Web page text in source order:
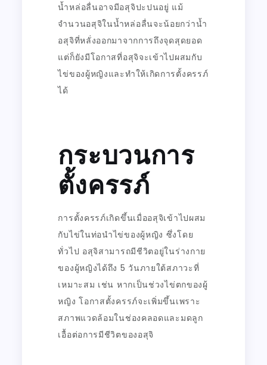
น้ำหล่อลื่นอาจมีอสุจิปะปนอยู่ แม้
จำนวนอสุจิในน้ำหล่อลื่นจะน้อยกว่าน้ำ
อสุจิที่หลั่งออกมาจากการถึงจุดสุดยอด
แต่ก็ยังมีโอกาสที่อสุจิจะเข้าไปผสมกับ
ไข่ของผู้หญิงและทำให้เกิดการตั้งครรภ์
ได้
กระบวนการ
ตั้งครรภ์
การตั้งครรภ์เกิดขึ้นเมื่ออสุจิเข้าไปผสม
กับไข่ในท่อนำไข่ของผู้หญิง ซึ่งโดย
ทั่วไป อสุจิสามารถมีชีวิตอยู่ในร่างกาย
ของผู้หญิงได้ถึง 5 วันภายใต้สภาวะที่
เหมาะสม เช่น หากเป็นช่วงไข่ตกของผู้
หญิง โอกาสตั้งครรภ์จะเพิ่มขึ้นเพราะ
สภาพแวดล้อมในช่องคลอดและมดลูก
เอื้อต่อการมีชีวิตของอสุจิ